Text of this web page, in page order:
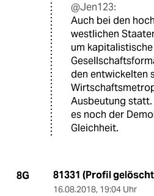
@Jen123:
Auch bei den
westlichen
um kapitalistische
den entwickelten
Ausbeutung
es noch der
Gleichheit.
8G 81331 (Profil
16.08.2018, 19:04 Uhr